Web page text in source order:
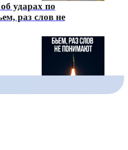
ударах по
раз слов не